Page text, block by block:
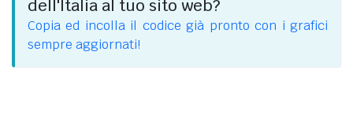
dell'Italia al tuo sito web?
Copia ed incolla il codice già pronto con i grafici
sempre aggiornati!